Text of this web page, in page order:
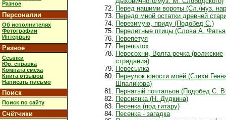
Разное
Персоналии
Об исполнителях
Фотографии
Интервью
Разное
Ссылки
Юр. справка
Комната смеха
Книга отзывов
Написать письмо
Поиск
Поиск по сайту
Счётчики
Перед нашими вороты (Сл./муз.
Передо мной остатки древней
Перезимую, приду (Подобед С.)
Перелётные птицы (Слова А.
Перепетуя
Переполох
Пересохни, Волга-речка (волжские
страдания)
Пересылка
Переулок юности моей (Стихи
Шпаликова)
Пернатый почтальон (Подобед С.
Персиянка (Н. Дудкина)
Песенка (под гитару)
Песенка - загадка